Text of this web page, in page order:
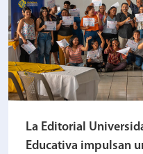
La Editorial
Educativa impulsan